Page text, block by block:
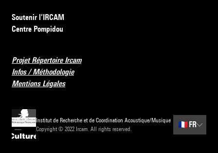
Soutenir l’IRCAM
Centre Pompidou
Projet Répertoire Ircam
Infos / Méthodologie
Mentions Légales
Institut de Recherche et de Coordination Acoustique/Musique
Copyright © 2022 Ircam. All rights reserved.
🇫🇷 FR